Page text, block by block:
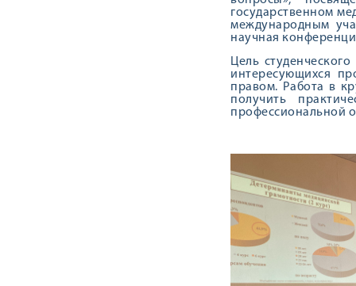
государственном
международным
научная
Цель
интересующихся
правом. Работа в
получить
профессиональной